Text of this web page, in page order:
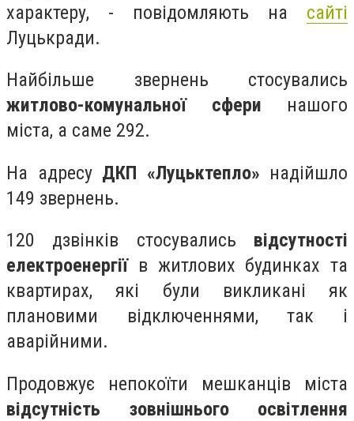
характеру, - повідомляють на сайті
Луцькради.
Найбільше звернень стосувались
житлово-комунальної сфери нашого
міста, а саме 292.
На адресу ДКП «Луцьктепло» надійшло
149 звернень.
120 дзвінків стосувались відсутності
електроенергіїв житлових будинках та
квартирах, які були викликані як
плановими відключеннями, так і
аварійними.
Продовжує непокоїти мешканців міста
відсутність зовнішнього освітлення